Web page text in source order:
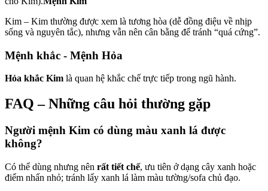
Kim – Kim thường được xem là tương hòa (dễ đồng điệu về nhịp
sống và nguyên tắc), nhưng vẫn nên cân bằng để tránh “quá cứng”.
Mệnh khắc - Mệnh Hỏa
Hỏa khắc Kim là quan hệ khắc chế trực tiếp trong ngũ hành.
FAQ – Những câu hỏi thường gặp
Người mệnh Kim có dùng màu xanh lá được
không?
Có thể dùng nhưng nên rất tiết chế, ưu tiên ở dạng cây xanh hoặc
điểm nhấn nhỏ; tránh lấy xanh lá làm màu tường/sofa chủ đạo.